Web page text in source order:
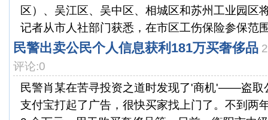
区）、吴江区、吴中区、相城区和苏州工业园区
记者从市人社部门获悉，在市区工伤保险参保范
民警出卖公民个人信息获利181万买奢侈品
评论:0
民警肖某在苦寻投资之道时发现了'商机'——盗取
支付宝打起了广告，很快买家找上门了。不到两